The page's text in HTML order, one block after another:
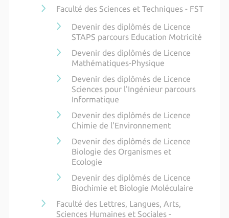
Faculté des Sciences et Techniques - FST
Devenir des diplômés de Licence
STAPS parcours Education Motricité
Devenir des diplômés de Licence
Mathématiques-Physique
Devenir des diplômés de Licence
Sciences pour l'Ingénieur parcours
Informatique
Devenir des diplômés de Licence
Chimie de l'Environnement
Devenir des diplômés de Licence
Biologie des Organismes et
Ecologie
Devenir des diplômés de Licence
Biochimie et Biologie Moléculaire
Faculté des Lettres, Langues, Arts,
Sciences Humaines et Sociales -